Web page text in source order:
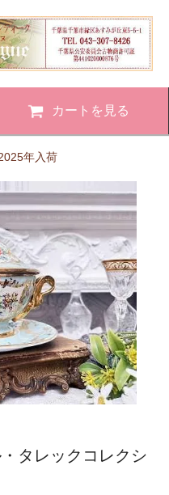
カートを見る
年入荷
タレックコレクシ